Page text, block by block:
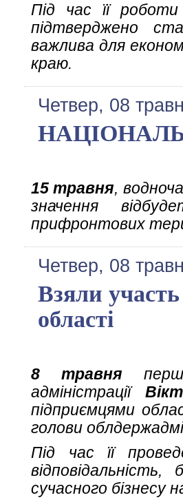
Під час її
підтверджено
важлива для
краю.
Четвер, 08
15 травня,
значення
прифронтових
Четвер, 08
Взяли
області
8 травня
адміністрації
підприємцями
голови
Під час її
сучасного бізнесу